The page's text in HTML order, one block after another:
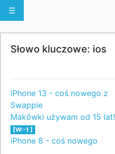
☰
Słowo kluczowe: ios
iPhone 13 - coś nowego z
Swappie
Makówki używam od 15 lat!
[W:-1 ]
iPhone 8 - coś nowego